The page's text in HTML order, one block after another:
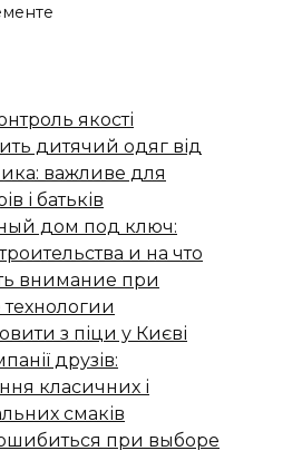
якості
дитячий одяг від
важливе для
і батьків
дом под ключ:
и на что
внимание при
з піци у Києві
друзів:
класичних і
смаків
при выборе